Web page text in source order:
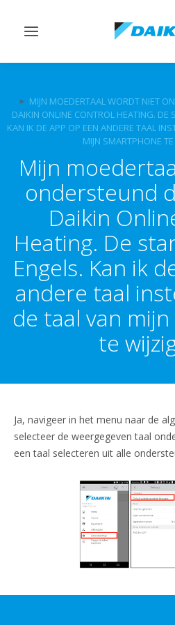
Navigatie
MIJN MOEDERTAAL WORDT NIET
DAIKIN ONLINE CONTROL HEATING. DE
KAN IK DE APP OP EEN ANDERE TAAL
MIJN SMARTPHONE
Mijn
ondersteund
Daikin
Heating. De
Engels. Kan ik
andere taal
de taal van
te
Ja, navigeer in het menu naar de
selecteer de weergegeven taal
een taal selecteren uit alle